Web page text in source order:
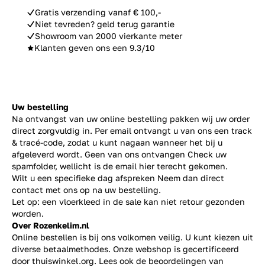
Gratis verzending vanaf € 100,-
Niet tevreden? geld terug garantie
Showroom van 2000 vierkante meter
Klanten geven ons een 9.3/10
Uw bestelling
Na ontvangst van uw online bestelling pakken wij uw order
direct zorgvuldig in. Per email ontvangt u van ons een track
& tracé-code, zodat u kunt nagaan wanneer het bij u
afgeleverd wordt. Geen van ons ontvangen Check uw
spamfolder, wellicht is de email hier terecht gekomen.
Wilt u een specifieke dag afspreken Neem dan direct
contact met ons op na uw bestelling.
Let op: een vloerkleed in de sale kan niet retour gezonden
worden.
Over Rozenkelim.nl
Online bestellen is bij ons volkomen veilig. U kunt kiezen uit
diverse betaalmethodes. Onze webshop is gecertificeerd
door thuiswinkel.org. Lees ook de beoordelingen van